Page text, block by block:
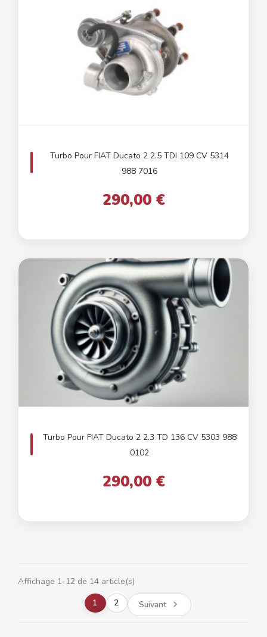
Turbo Pour FIAT Ducato 2 2.5 TDI 109 CV 5314
988 7016
290,00 €
Turbo Pour FIAT Ducato 2 2.3 TD 136 CV 5303 988
0102
290,00 €
Affichage 1-12 de 14 article(s)
1
2 Suivant 